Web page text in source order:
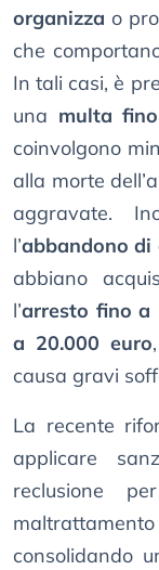
organizza o
che
In tali casi, è
una multa
coinvolgono
alla morte
aggravate.
l’abbandono di
abbiano
l’arresto fino a
a 20.000 euro
causa gravi
La recente
applicare
reclusione
consolidando